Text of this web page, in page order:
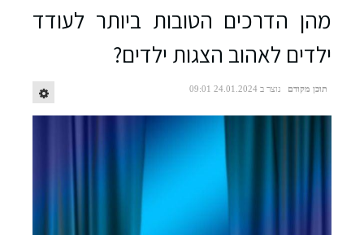
מהן הדרכים הטובות ביותר לעודד
ילדים לאהוב הצגות ילדים?
תוכן מקודם נוצר ב 24.01.2024 09:01